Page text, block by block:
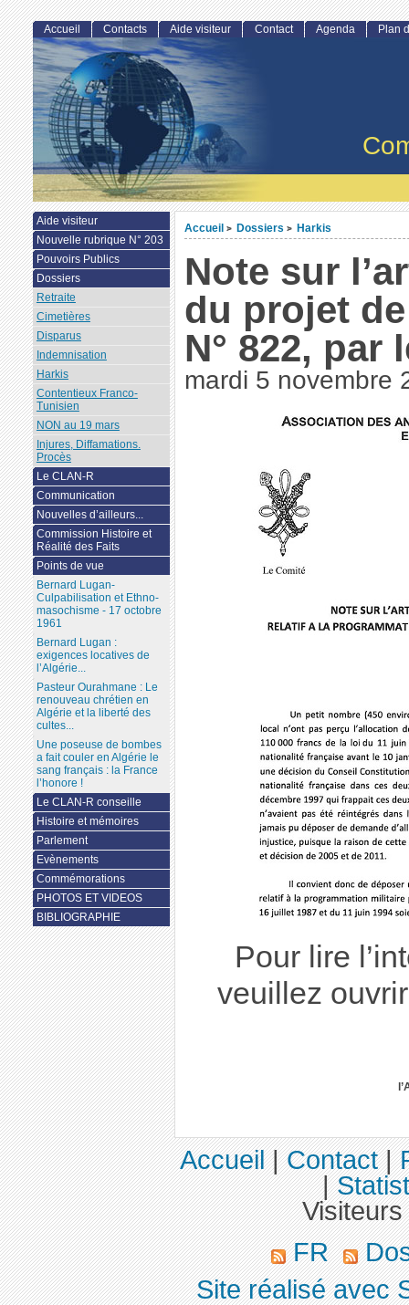
Accueil > Dossiers > Harkis
Note sur
du projet
N° 822, par
mardi 5 novembre
Pour lire
veuillez
Accueil Contacts Aide visiteur Contact Agenda Plan
Aide visiteur
Nouvelle rubrique N° 203
Pouvoirs Publics
Dossiers
Retraite
Cimetières
Disparus
Indemnisation
Harkis
Contentieux Franco-
Tunisien
NON au 19 mars
Injures, Diffamations.
Procès
Le CLAN-R
Communication
Nouvelles d’ailleurs...
Commission Histoire et
Réalité des Faits
Points de vue
Bernard Lugan-
Culpabilisation et Ethno-
masochisme - 17 octobre
1961
Bernard Lugan :
exigences locatives de
l’Algérie...
Pasteur Ourahmane : Le
renouveau chrétien en
Algérie et la liberté des
cultes...
Une poseuse de bombes
a fait couler en Algérie le
sang français : la France
l’honore !
Le CLAN-R conseille
Histoire et mémoires
Parlement
Evènements
Commémorations
PHOTOS ET VIDEOS
BIBLIOGRAPHIE
Accueil|Contact|
|
FR
Site réalisé avec